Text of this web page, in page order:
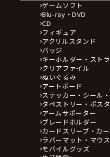
ゲームソフト
Blu-ray・DVD
CD
フィギュア
アクリルスタンド
バッジ
キーホルダー・スト
クリアファイル
ぬいぐるみ
アートボード
ステッカー・シール
タペストリー・ポス
アームサポーター
ブレードホルダー
カードスリーブ・カ
ラバーマット・マウ
モバイルグッズ